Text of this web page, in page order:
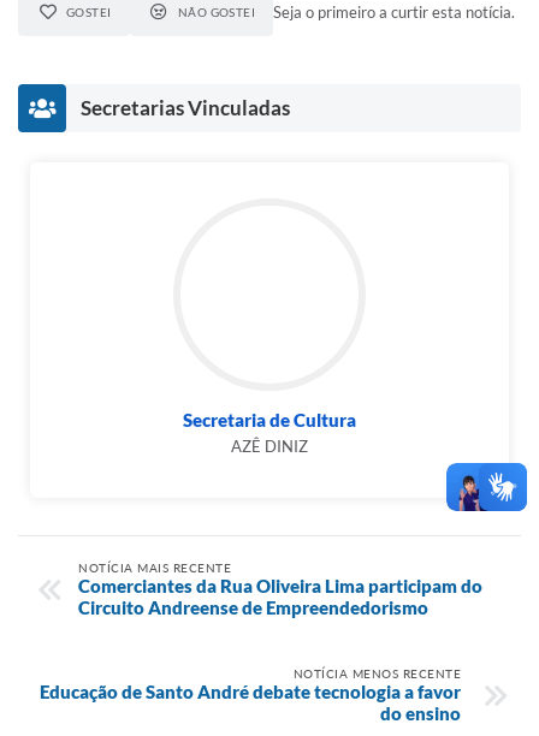
GOSTEI NÃO GOSTEI Seja o primeiro a curtir esta notícia.
Secretarias Vinculadas
Secretaria de Cultura
AZÊ DINIZ
NOTÍCIA MAIS RECENTE
Comerciantes da Rua Oliveira Lima participam do
Circuito Andreense de Empreendedorismo
NOTÍCIA MENOS RECENTE
Educação de Santo André debate tecnologia a favor
do ensino